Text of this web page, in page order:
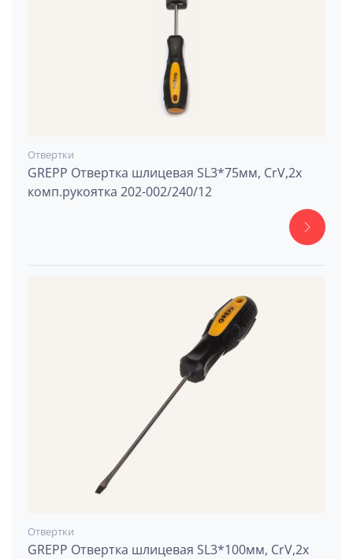
Отвертки
GREPP Отвертка шлицевая SL3*75мм, CrV,2х
комп.рукоятка 202-002/240/12
Отвертки
GREPP Отвертка шлицевая SL3*100мм, CrV,2х